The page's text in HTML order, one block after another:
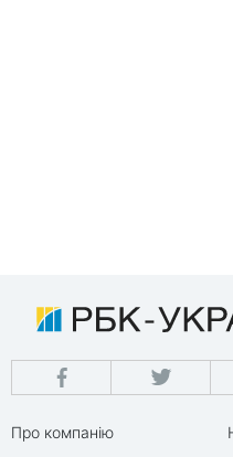
Про компанію